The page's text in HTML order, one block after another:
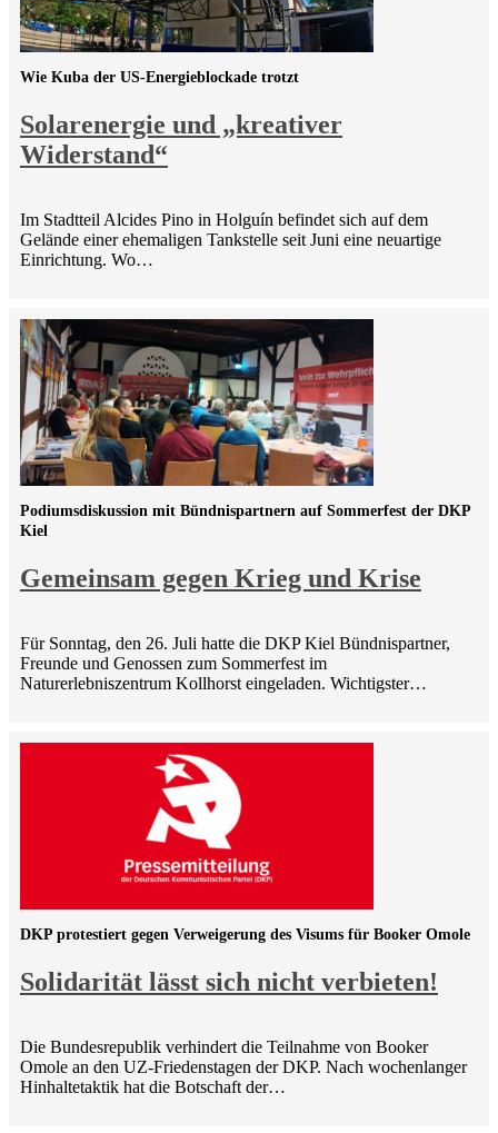
Solarenergie und „kreativer
Widerstand“
Wie Kuba der US-Energieblockade trotzt
Im Stadtteil Alcides Pino in Holguín befindet sich auf dem
Gelände einer ehemaligen Tankstelle seit Juni eine neuartige
Einrichtung. Wo…
Gemeinsam gegen Krieg und Krise
Podiumsdiskussion mit Bündnispartnern auf Sommerfest der DKP
Kiel
Für Sonntag, den 26. Juli hatte die DKP Kiel Bündnispartner,
Freunde und Genossen zum Sommerfest im
Naturerlebniszentrum Kollhorst eingeladen. Wichtigster…
Solidarität lässt sich nicht verbieten!
DKP protestiert gegen Verweigerung des Visums für Booker Omole
Die Bundesrepublik verhindert die Teilnahme von Booker
Omole an den UZ-Friedenstagen der DKP. Nach wochenlanger
Hinhaltetaktik hat die Botschaft der…